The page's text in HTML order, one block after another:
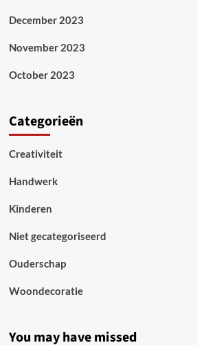
December 2023
November 2023
October 2023
Categorieën
Creativiteit
Handwerk
Kinderen
Niet gecategoriseerd
Ouderschap
Woondecoratie
You may have missed